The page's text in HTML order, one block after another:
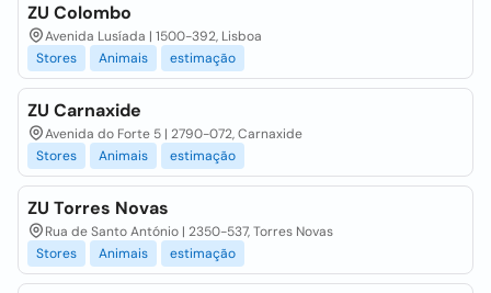
ZU Colombo
Avenida Lusíada | 1500-392, Lisboa
Stores
Animais estimação
ZU Carnaxide
Avenida do Forte 5 | 2790-072, Carnaxide
Stores
Animais estimação
ZU Torres Novas
Rua de Santo António | 2350-537, Torres Novas
Stores
Animais estimação